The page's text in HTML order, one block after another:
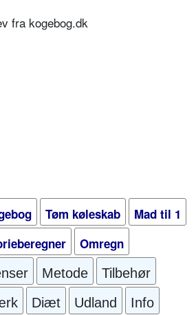
fra kogebog.dk
Tøm køleskab
Mad til 1
Omregn
Metode
Tilbehør
Diæt Udland Info